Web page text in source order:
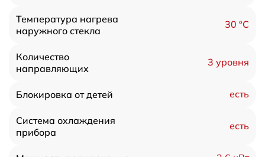
Температура нагрева
наружного стекла
30 ºC
Количество
направляющих
3 уровня
Блокировка от детей есть
Система охлаждения
прибора
есть